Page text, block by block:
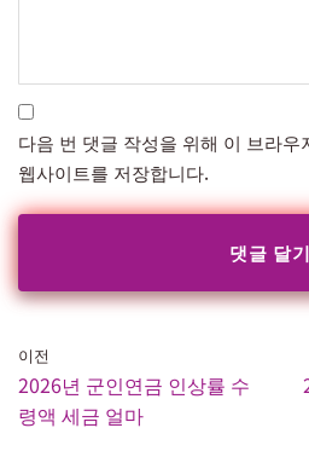
다음 번 댓글 작성을 위해 이 브라
웹사이트를 저장합니다.
이전
2026년 군인연금 인상률 수
령액 세금 얼마